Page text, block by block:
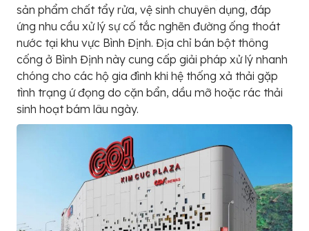
sản phẩm chất tẩy rửa, vệ sinh chuyên dụng, đáp
ứng nhu cầu xử lý sự cố tắc nghẽn đường ống thoát
nước tại khu vực Bình Định. Địa chỉ bán bột thông
cống ở Bình Định này cung cấp giải pháp xử lý nhanh
chóng cho các hộ gia đình khi hệ thống xả thải gặp
tình trạng ứ đọng do cặn bẩn, dầu mỡ hoặc rác thải
sinh hoạt bám lâu ngày.